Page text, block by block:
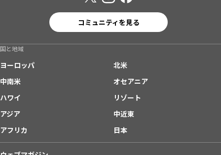
コミュニティを見る
国と地域
ヨーロッパ
北米
中南米
オセアニア
ハワイ
リゾート
アジア
中近東
アフリカ
日本